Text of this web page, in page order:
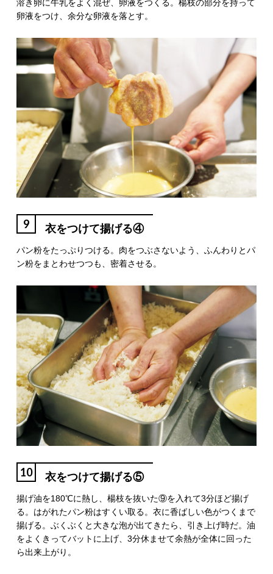
溶き卵に牛乳をよく混ぜ、卵液をつくる。楊枝の部分を持って
卵液をつけ、余分な卵液を落とす。
9 衣をつけて揚げる④
パン粉をたっぷりつける。肉をつぶさないよう、ふんわりとパ
ン粉をまとわせつつも、密着させる。
10 衣をつけて揚げる⑤
揚げ油を180℃に熱し、楊枝を抜いた⑨を入れて3分ほど揚げ
る。はがれたパン粉はすくい取る。衣に香ばしい色がつくまで
揚げる。ぶくぶくと大きな泡が出てきたら、引き上げ時だ。油
をよくきってバットに上げ、3分休ませて余熱が全体に回った
ら出来上がり。